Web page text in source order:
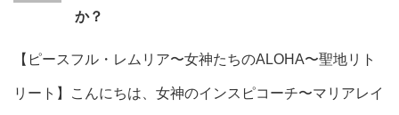
か？
【ピースフル・レムリア〜女神たちのALOHA〜聖地リト
リート】こんにちは、女神のインスピコーチ〜マリアレイ